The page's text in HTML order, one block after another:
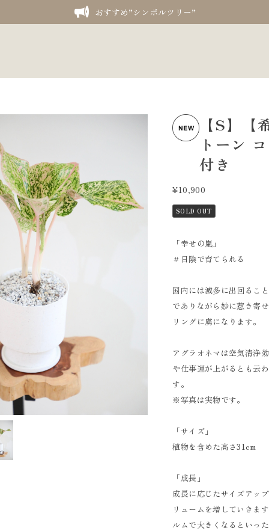
おすすめ”シンボルツリー”
【S】
トーン
付き
¥10,900
SOLD OUT
「幸せの嵐」
＃日陰で育てられる
国内には滅多に出回るこ
でありながら妙に惹き寄
リングに虜になります。
アグラオネマは空気清浄
や仕事運が上がるとも云
す。
※写真は実物です。
「サイズ」
植物を含めた高さ31cm
「成長」
成長に応じたサイズアッ
リュームを増していきま
ルムで大きくなるといっ